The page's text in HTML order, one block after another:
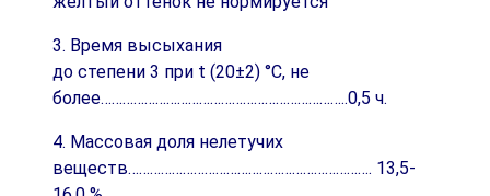
3. Время высыхания
до степени 3 при t (20±2) °С, не
более…………………………………………………………..0,5 ч.
4. Массовая доля нелетучих
веществ…………………………………………………………. 13,5-